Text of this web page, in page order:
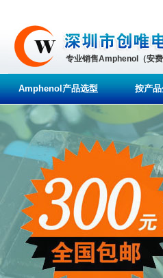
专业销售Amphenol（安
Amphenol产品选型 按产